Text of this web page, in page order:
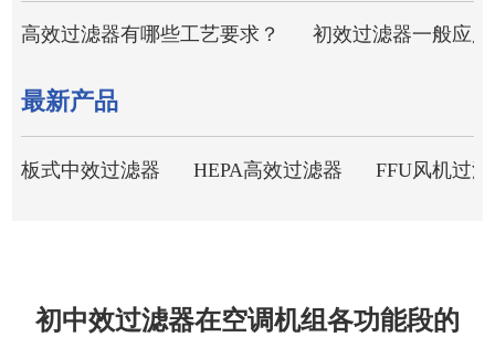
高效过滤器有哪些工艺要求？ 初效过滤器一般应
最新产品
板式中效过滤器 HEPA高效过滤器 FFU风机过
初中效过滤器在空调机组各功能段的